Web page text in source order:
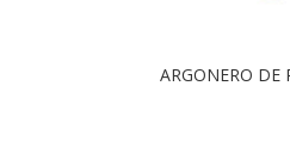
ARGONERO DE